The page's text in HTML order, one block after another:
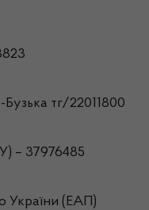
тг/22011800
– 37976485
України (ЕАП)